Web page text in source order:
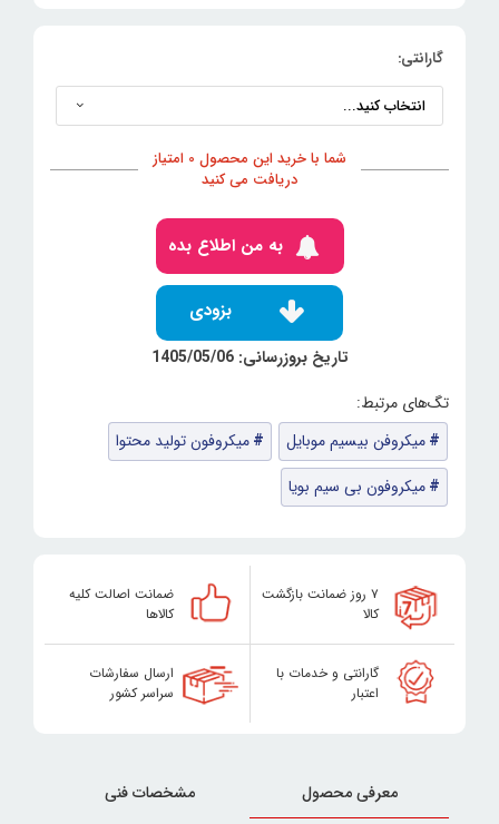
گارانتی:
شما با خرید این محصول 0 امتیاز
دریافت می کنید
به من اطلاع بده
بزودی
تاریخ بروزرسانی: 1405/05/06
میکروفن بیسیم موبایل
میکروفون تولید محتوا
میکروفون بی سیم بویا
۷ روز ضمانت بازگشت
کالا
ضمانت اصالت کلیه
کالاها
گارانتی و خدمات با
اعتبار
ارسال سفارشات
سراسر کشور
معرفی محصول مشخصات فنی